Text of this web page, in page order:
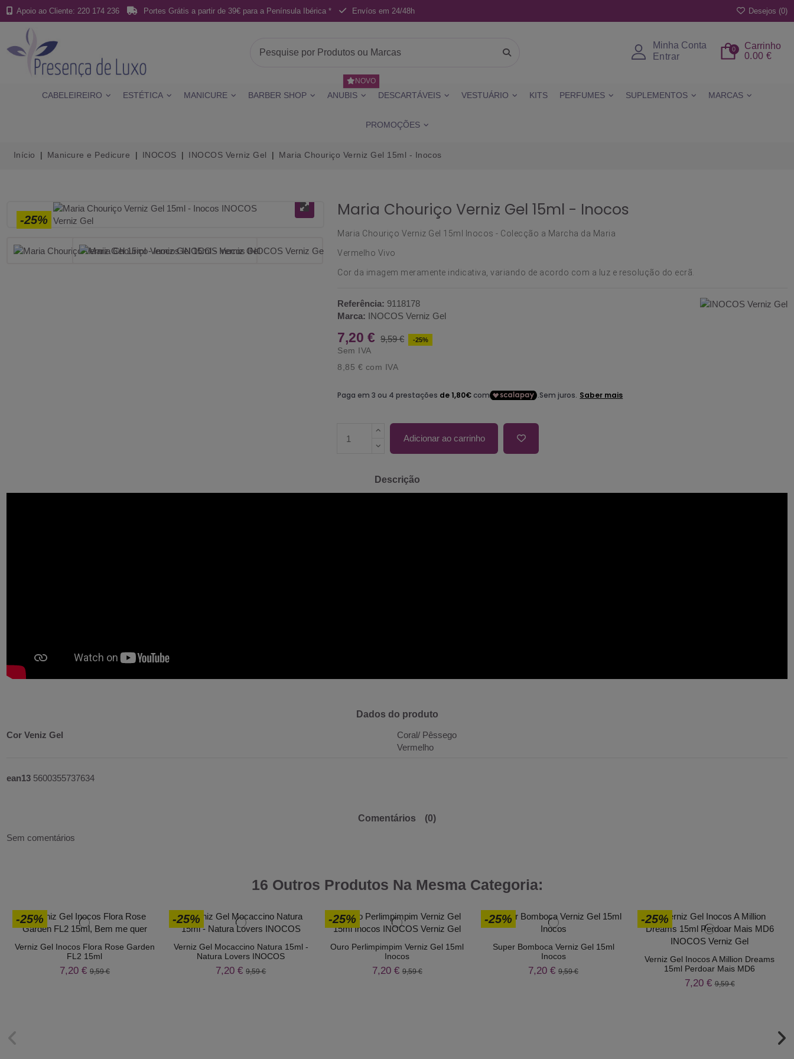
Apoio ao Cliente: 220 174 236 Portes Grátis a partir de 39€ para a Península Ibérica * Envíos em 24/48h Desejos (0)
Minha Conta
Entrar
Carrinho
0
0.00 €
CABELEIREIRO ESTÉTICA MANICURE BARBER SHOP ANUBIS
NOVO
DESCARTÁVEIS VESTUÁRIO KITS PERFUMES SUPLEMENTOS MARCAS
PROMOÇÕES
Início Manicure e Pedicure INOCOS INOCOS Verniz Gel Maria Chouriço Verniz Gel 15ml - Inocos
-25% Maria Chouriço Verniz Gel 15ml - Inocos
Maria Chouriço Verniz Gel 15ml Inocos - Colecção a Marcha da Maria
Vermelho Vivo
Cor da imagem meramente indicativa, variando de acordo com a luz e resolução do ecrã.
Referência: 9118178
Marca: INOCOS Verniz Gel
7,20 € 9,59 € -25%
Sem IVA
8,85 € com IVA
Adicionar ao carrinho
Descrição
Dados do produto
Cor Veniz Gel
Coral/ Pêssego
Vermelho
ean13 5600355737634
Comentários
(0)
Sem comentários
16 Outros Produtos Na Mesma Categoria:
-25%
Verniz Gel Inocos Flora Rose Garden
FL2 15ml
7,20 € 9,59 €
-25%
Verniz Gel Mocaccino Natura 15ml -
Natura Lovers INOCOS
7,20 €9,59 €
-25%
Ouro Perlimpimpim Verniz Gel 15ml
Inocos
7,20 €9,59 €
-25%
Super Bomboca Verniz Gel 15ml
Inocos
7,20 €9,59 €
-25%
Verniz Gel Inocos A Million Dreams
15ml Perdoar Mais MD6
7,20 €9,59 €